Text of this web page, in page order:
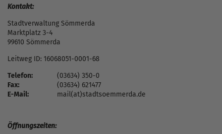
Kontakt:
Stadtverwaltung Sömmerda
Marktplatz 3-4
99610 Sömmerda
Leitweg ID: 16068051-0001-68
Telefon:
(03634) 350-0
Fax:
(03634) 621477
E-Mail:
mail(at)stadtsoemmerda.de
Öffnungszeiten: